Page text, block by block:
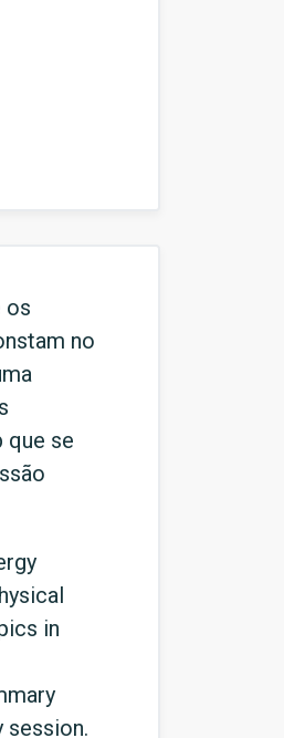
os
no
que se
in
session.